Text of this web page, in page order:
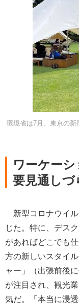
環境省は7月、東京の
ワーケー
要見通しづ
新型コロナウイル
じた。特に、デス
があればどこでも
方の新しいスタイ
ャー」（出張前後
が注目され、観光
気だ。「本当に浸